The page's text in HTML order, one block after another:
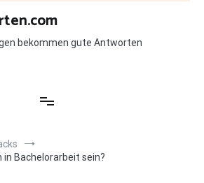
bekommen gute Antworten
in Bachelorarbeit sein?